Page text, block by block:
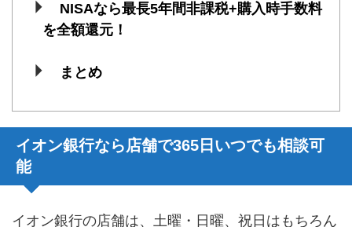
NISAなら最長5年間非課税+購入時手数料
を全額還元！
まとめ
イオン銀行なら店舗で365日いつでも相談可
能
イオン銀行の店舗は、土曜・日曜、祝日はもちろん